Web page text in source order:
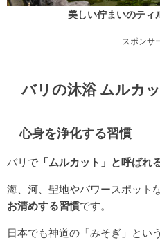
美しい佇まいのティ
スポンサ
バリの沐浴 ムルカ
心身を浄化する習慣
バリで 「ムルカット」と呼ばれ
海、河、聖地やバワースポット
お清めする習慣です。
日本でも神道の「みそぎ」とい